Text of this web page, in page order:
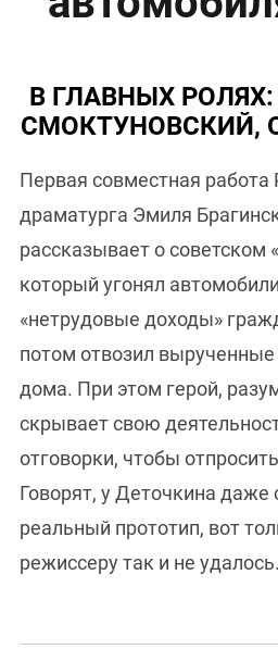
В ГЛАВНЫХ
СМОКТУНОВСКИЙ,
Первая совместная работа
драматурга Эмиля
рассказывает о советском
который угонял
«нетрудовые доходы»
потом отвозил вырученные
дома. При этом герой,
скрывает свою
отговорки, чтобы
Говорят, у Деточкина даже
реальный прототип, вот
режиссеру так и не удалось.